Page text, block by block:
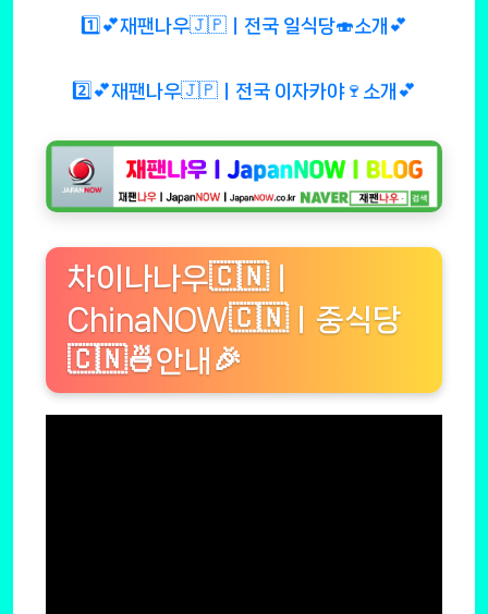
1️⃣💕재팬나우🇯🇵ㅣ전국 일식당🍣소개💕
2️⃣💕재팬나우🇯🇵ㅣ전국 이자카야🍷소개💕
차이나나우🇨🇳ㅣ
ChinaNOW🇨🇳ㅣ중식당
🇨🇳🍜안내🎉